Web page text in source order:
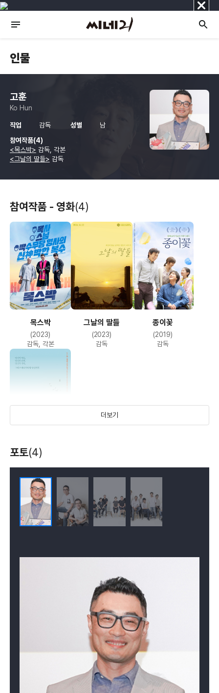
닫
기
인물
고훈
Ko Hun
직업 감독 성별
남
참여작품(4)
<목스박> 감독, 각본
<그날의 딸들> 감독
참여작품 - 영화(4)
목스박
(2023)
감독, 각본
그날의 딸들
(2023)
감독
종이꽃
(2019)
감독
어멍
더보기
포토(4)